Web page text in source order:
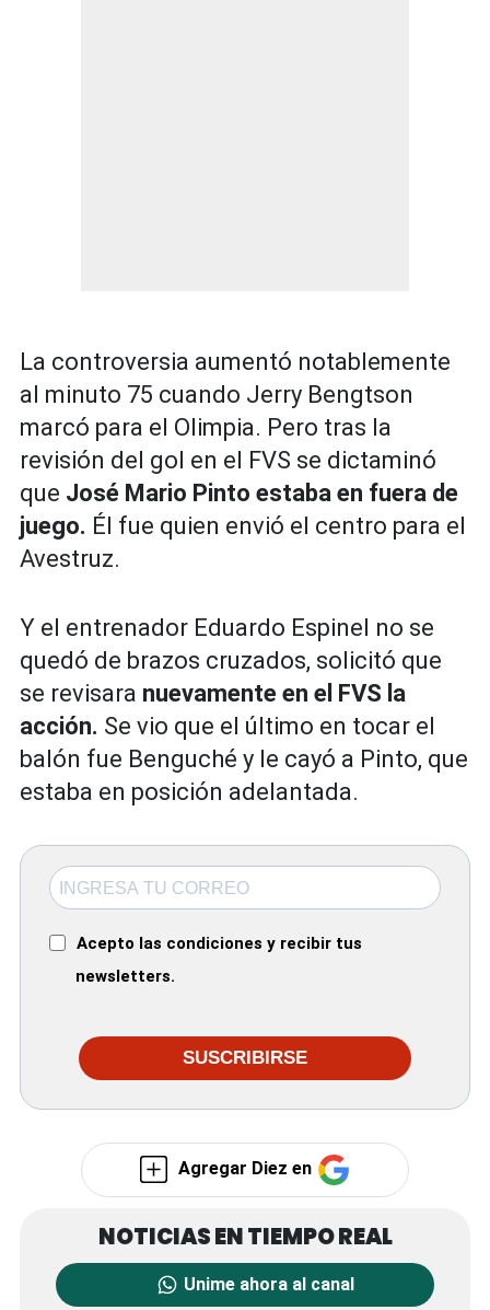
La controversia aumentó notablemente
al minuto 75 cuando Jerry Bengtson
marcó para el Olimpia. Pero tras la
revisión del gol en el FVS se dictaminó
que José Mario Pinto estaba en fuera de
juego. Él fue quien envió el centro para el
Avestruz.
Y el entrenador Eduardo Espinel no se
quedó de brazos cruzados, solicitó que
se revisara nuevamente en el FVS la
acción. Se vio que el último en tocar el
balón fue Benguché y le cayó a Pinto, que
estaba en posición adelantada.
Acepto las condiciones y recibir tus
newsletters.
SUSCRIBIRSE
Agregar Diez en
Unime ahora al canal